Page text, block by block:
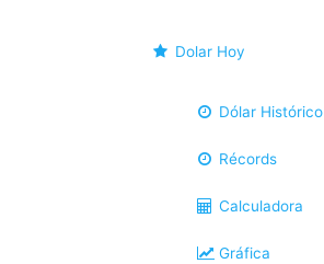
Dolar Hoy
Dólar Histórico
Récords
Calculadora
Gráfica